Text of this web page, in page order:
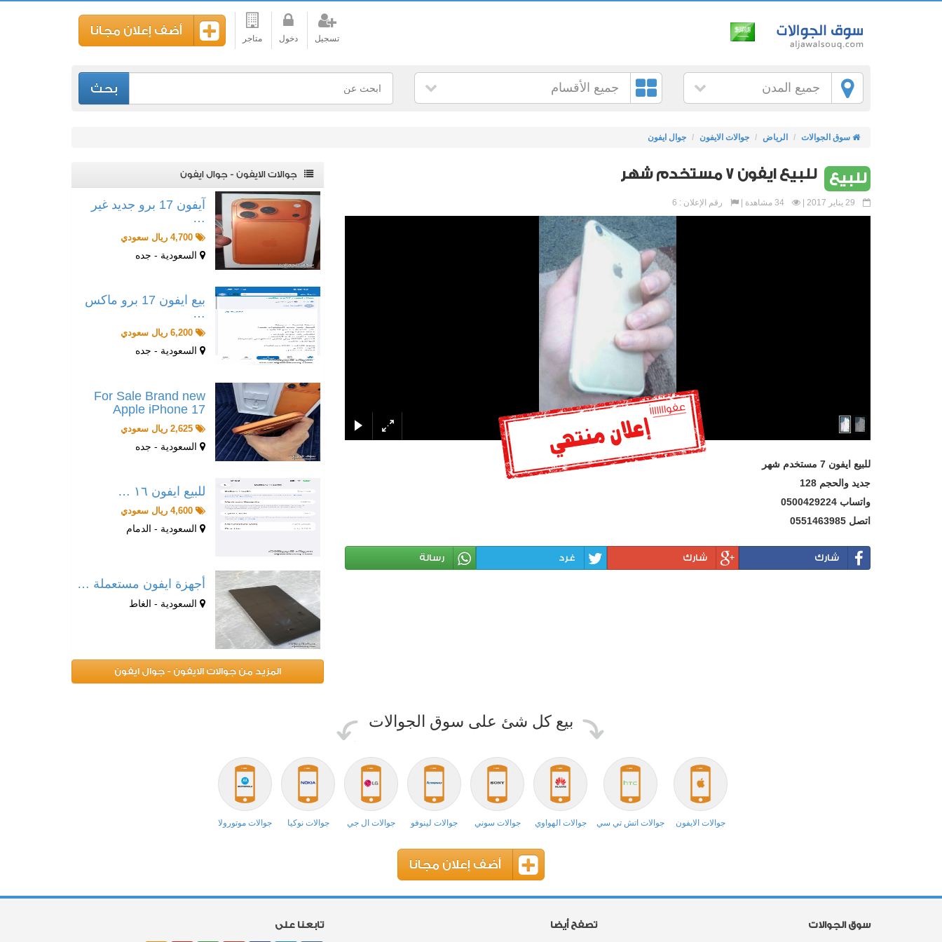
تسجيل دخول متاجر
أضف إعلان مجانا
جميع المدن جميع الأقسام بحث
سوق الجوالات الرياض جوالات الايفون جوال ايفون
للبيع للبيع ايفون 7 مستخدم شهر
رقم الإعلان : 6
للبيع ايفون 7 مستخدم شهر
جديد والحجم 128
واتساب 0500429224
اتصل 0551463985
شارك شارك غرد رسالة
جوالات الايفون - جوال ايفون
آيفون 17 برو جديد غير
…
4,700 ريال سعودي
السعودية - جده
بيع ايفون 17 برو ماكس
…
6,200 ريال سعودي
السعودية - جده
For Sale Brand new
Apple iPhone 17
2,625 ريال سعودي
السعودية - جده
للبيع ايفون ١٦ …
4,600 ريال سعودي
السعودية - الدمام
أجهزة ايفون مستعملة …
السعودية - الغاط
المزيد من جوالات الايفون - جوال ايفون
بيع كل شئ على سوق الجوالات
جوالات الايفون جوالات اتش تي سي جوالات الهواوي جوالات سوني جوالات لينوفو جوالات ال جي جوالات نوكيا جوالات موتورولا
أضف إعلان مجانا
سوق الجوالات تصفح أيضا تابعنا على